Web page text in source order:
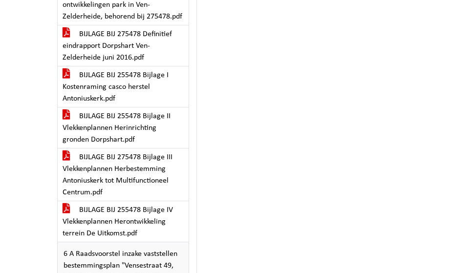
ontwikkelingen park in Ven-
Zelderheide, behorend bij 275478.pdf
BIJLAGE BIJ 275478 Definitief
eindrapport Dorpshart Ven-
Zelderheide juni 2016.pdf
BIJLAGE BIJ 255478 Bijlage I
Kostenraming casco herstel
Antoniuskerk.pdf
BIJLAGE BIJ 255478 Bijlage II
Vlekkenplannen Herinrichting
gronden Dorpshart.pdf
BIJLAGE BIJ 275478 Bijlage III
Vlekkenplannen Herbestemming
Antoniuskerk tot Multifunctioneel
Centrum.pdf
BIJLAGE BIJ 255478 Bijlage IV
Vlekkenplannen Herontwikkeling
terrein De Uitkomst.pdf
6 A Raadsvoorstel inzake vaststellen
bestemmingsplan "Vensestraat 49,